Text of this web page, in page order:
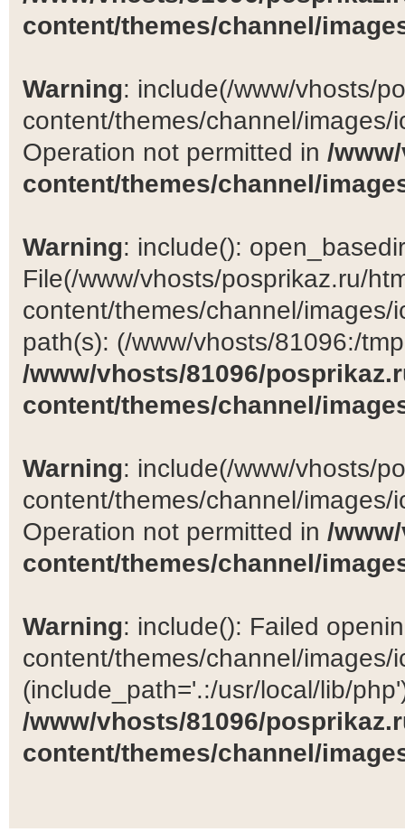
content/themes/channel/
Warning: include(/www/vhosts/
content/themes/channel/
Operation not permitted in /
content/themes/channel/
Warning: include():
File(/www/vhosts/posprikaz.ru/
content/themes/channel/
path(s): (/www/vhosts/81096:/
/www/vhosts/81096/
content/themes/channel/
Warning: include(/www/vhosts/
content/themes/channel/
Operation not permitted in /
content/themes/channel/
Warning: include(): Failed
content/themes/channel/images/
(include_path='.:/usr/local/lib/
/www/vhosts/81096/
content/themes/channel/